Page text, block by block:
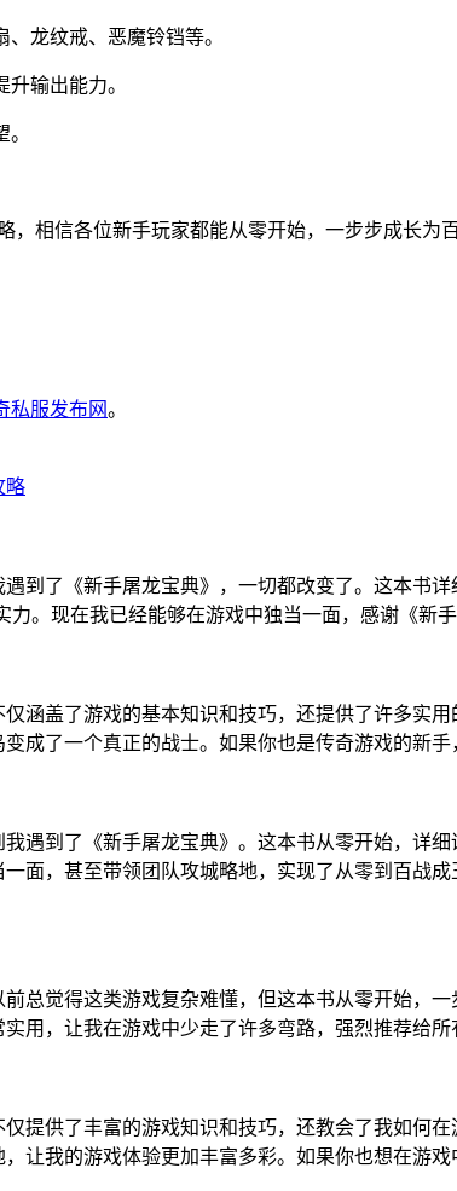
龙纹戒、恶魔铃铛等。
输出能力。
相信各位新手玩家都能从零开始，一步步成长为
私服发布网。
略
到了《新手屠龙宝典》，一切都改变了。这本书
。现在我已经能够在游戏中独当一面，感谢《新
涵盖了游戏的基本知识和技巧，还提供了许多实
成了一个真正的战士。如果你也是传奇游戏的新手
遇到了《新手屠龙宝典》。这本书从零开始，详
面，甚至带领团队攻城略地，实现了从零到百战
总觉得这类游戏复杂难懂，但这本书从零开始，
用，让我在游戏中少走了许多弯路，强烈推荐给所
提供了丰富的游戏知识和技巧，还教会了我如何
让我的游戏体验更加丰富多彩。如果你也想在游